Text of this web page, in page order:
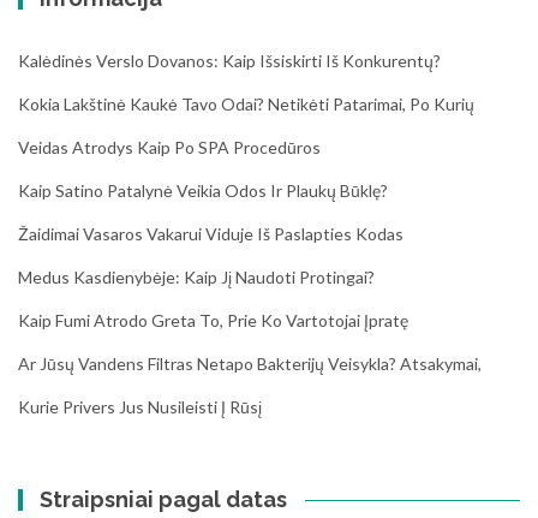
Kalėdinės Verslo Dovanos: Kaip Išsiskirti Iš Konkurentų?
Kokia Lakštinė Kaukė Tavo Odai? Netikėti Patarimai, Po Kurių
Veidas Atrodys Kaip Po SPA Procedūros
Kaip Satino Patalynė Veikia Odos Ir Plaukų Būklę?
Žaidimai Vasaros Vakarui Viduje Iš Paslapties Kodas
Medus Kasdienybėje: Kaip Jį Naudoti Protingai?
Kaip Fumi Atrodo Greta To, Prie Ko Vartotojai Įpratę
Ar Jūsų Vandens Filtras Netapo Bakterijų Veisykla? Atsakymai,
Kurie Privers Jus Nusileisti Į Rūsį
Straipsniai pagal datas